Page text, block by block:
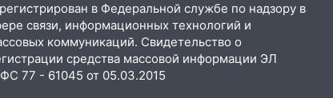
в Федеральной службе по надзору в
связи, информационных технологий и
коммуникаций. Свидетельство о
средства массовой информации ЭЛ
77 - 61045 от 05.03.2015